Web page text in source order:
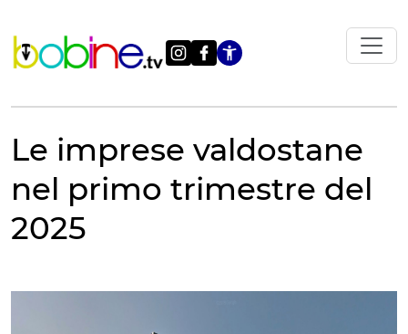
contenuto
Apri le
Le imprese valdostane
nel primo trimestre del
2025